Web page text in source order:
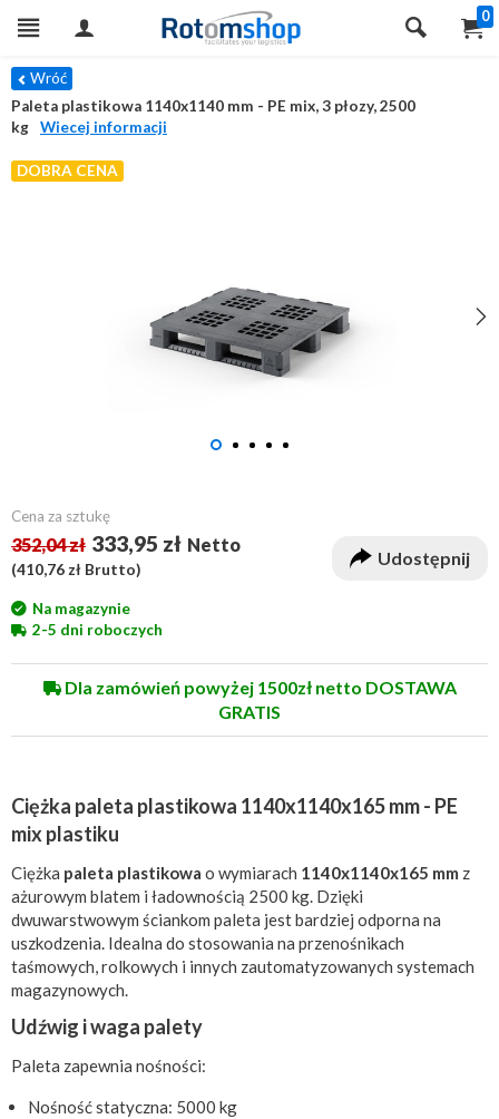
0
Wróć
Paleta plastikowa 1140x1140 mm - PE mix, 3 płozy, 2500
kg
Wiecej informacji
DOBRA CENA
Cena za sztukę
352,04 zł 333,95 zł Netto
(410,76 zł Brutto)
Udostępnij
Na magazynie
2-5 dni roboczych
Dla zamówień powyżej 1500zł netto DOSTAWA
GRATIS
Ciężka paleta plastikowa 1140x1140x165 mm - PE
mix plastiku
Ciężka paleta plastikowa o wymiarach 1140x1140x165 mm z
ażurowym blatem i ładownością 2500 kg. Dzięki
dwuwarstwowym ściankom paleta jest bardziej odporna na
uszkodzenia. Idealna do stosowania na przenośnikach
taśmowych, rolkowych i innych zautomatyzowanych systemach
magazynowych.
Udźwig i waga palety
Paleta zapewnia nośności:
Nośność statyczna: 5000 kg